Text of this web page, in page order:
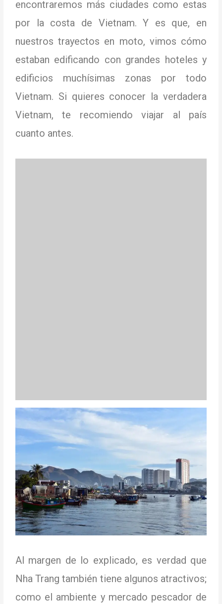
encontraremos más ciudades como estas
por la costa de Vietnam.Y es que, en
nuestros trayectos en moto, vimos cómo
estaban edificando con grandes hoteles y
edificios muchísimas zonas por todo
Vietnam. Si quieres conocer la verdadera
Vietnam, te recomiendo viajar al país
cuanto antes.
Al margen de lo explicado, es verdad que
Nha Trang también tiene algunos atractivos;
como el ambiente y mercado pescador de